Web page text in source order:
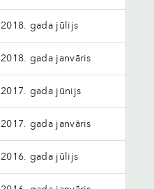
2018. gada jūlijs
2018. gada janvāris
2017. gada jūnijs
2017. gada janvāris
2016. gada jūlijs